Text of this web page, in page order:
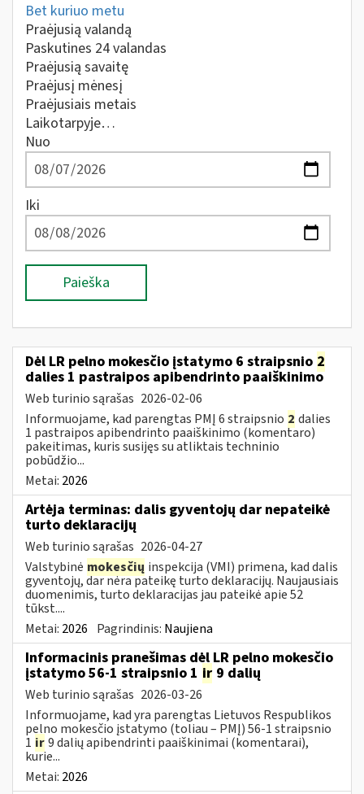
Bet kuriuo metu
Praėjusią valandą
Paskutines 24 valandas
Praėjusią savaitę
Praėjusį mėnesį
Praėjusiais metais
Laikotarpyje…
Nuo
Iki
Paieška
Dėl LR pelno mokesčio įstatymo 6 straipsnio 2
dalies 1 pastraipos apibendrinto paaiškinimo
Web turinio sąrašas 2026-02-06
Informuojame, kad parengtas PMĮ 6 straipsnio 2 dalies
1 pastraipos apibendrinto paaiškinimo (komentaro)
pakeitimas, kuris susijęs su atliktais techninio
pobūdžio...
Metai: 2026
Artėja terminas: dalis gyventojų dar nepateikė
turto deklaracijų
Web turinio sąrašas 2026-04-27
Valstybinė mokesčių inspekcija (VMI) primena, kad dalis
gyventojų, dar nėra pateikę turto deklaracijų. Naujausiais
duomenimis, turto deklaracijas jau pateikė apie 52
tūkst....
Metai: 2026 Pagrindinis: Naujiena
Informacinis pranešimas dėl LR pelno mokesčio
įstatymo 56-1 straipsnio 1 ir 9 dalių
Web turinio sąrašas 2026-03-26
Informuojame, kad yra parengtas Lietuvos Respublikos
pelno mokesčio įstatymo (toliau – PMĮ) 56-1 straipsnio
1 ir9 dalių apibendrinti paaiškinimai (komentarai),
kurie...
Metai: 2026